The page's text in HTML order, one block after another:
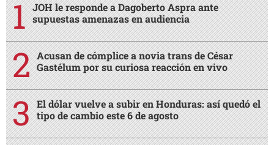
JOH le responde a Dagoberto Aspra ante
supuestas amenazas en audiencia
Acusan de cómplice a novia trans de César
Gastélum por su curiosa reacción en vivo
El dólar vuelve a subir en Honduras: así quedó el
tipo de cambio este 6 de agosto